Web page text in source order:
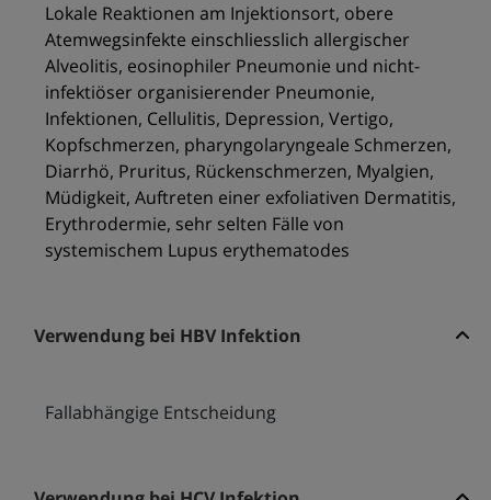
Lokale Reaktionen am Injektionsort, obere
Atemwegsinfekte einschliesslich allergischer
Alveolitis, eosinophiler Pneumonie und nicht-
infektiöser organisierender Pneumonie,
Infektionen, Cellulitis, Depression, Vertigo,
Kopfschmerzen, pharyngolaryngeale Schmerzen,
Diarrhö, Pruritus, Rückenschmerzen, Myalgien,
Müdigkeit, Auftreten einer exfoliativen Dermatitis,
Erythrodermie, sehr selten Fälle von
systemischem Lupus erythematodes
Verwendung bei HBV Infektion
Fallabhängige Entscheidung